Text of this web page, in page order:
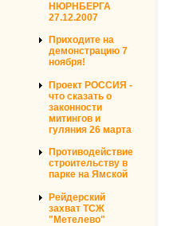
НЮРНБЕРГА
27.12.2007
Приходите на
демонстрацию 7
ноября!
Проект РОССИЯ -
что сказать о
законности
митингов и
гуляния 26 марта
Противодействие
строительству в
парке на Ямской
Рейдерский
захват ТСЖ
"Метелево"